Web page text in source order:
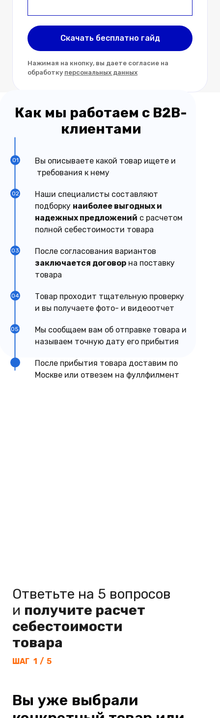
Скачать бесплатно гайд
Нажимая на кнопку, вы даете согласие на
обработку персональных данных
05
04
03
02
01
После прибытия товара доставим по
Москве или отвезем на фуллфилмент
Мы сообщаем вам об отправке товара и
называем точную дату его прибытия
Товар проходит тщательную проверку
и вы получаете фото- и видеоотчет
После согласования вариантов
заключается договор на поставку
товара
Наши специалисты составляют
подборку наиболее выгодных и
надежных предложений с расчетом
полной себестоимости товара
Вы описываете какой товар ищете и
требования к нему
Как мы работаем с B2B-
клиентами
Ответьте на 5 вопросов
и получите расчет
себестоимости
товара
ШАГ 1 / 5
Вы уже выбрали